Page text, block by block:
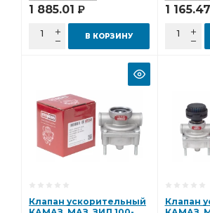
1 885.01 Р
В КОРЗИНУ
1 165.47
Клапан ускорительный
Клапан